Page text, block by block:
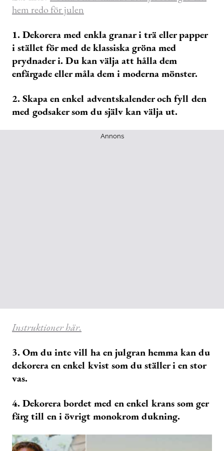
hem redo för julen
1. Dekorera med enkla granar i trä eller papper
i stället för med de klassiska gröna med
prydnader i. Du kan välja att hålla dem
enfärgade eller måla dem i moderna mönster.
2. Skapa en enkel adventskalender och fyll den
med godsaker som du själv kan välja ut.
Annons
Instruktioner här.
3. Om du inte vill ha en julgran hemma kan du
dekorera en enkel kvist som du ställer i en stor
vas.
4. Dekorera bordet med en enkel krans som ger
färg till en i övrigt monokrom dukning.